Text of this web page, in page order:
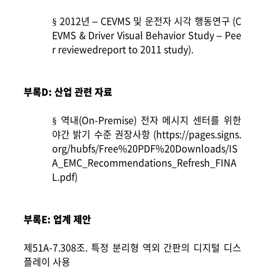
§ 2012년 – CEVMS 및 운전자 시각 행동연구 (C
EVMS & Driver Visual Behavior Study – Pee
r reviewedreport to 2011 study).
부록D: 산업 관련 자료
§ 역내(On-Premise) 전자 메시지 센터를 위한
야간 밝기 수준 권장사항 (https://pages.signs.
org/hubfs/Free%20PDF%20Downloads/IS
A_EMC_Recommendations_Refresh_FINA
L.pdf)
부록E: 업계 제안
제51A-7.308조. 특정 분리형 역외 간판의 디지털 디스
플레이 사용